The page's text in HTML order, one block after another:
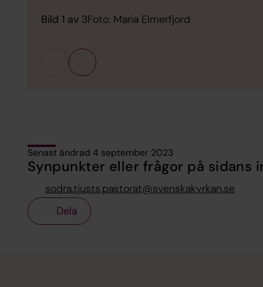
Bild 1 av 3Foto: Maria Elmerfjord
Senast ändrad 4 september 2023
Synpunkter eller frågor på sidans
sodra.tjusts.pastorat@svenskakyrkan.se
Dela